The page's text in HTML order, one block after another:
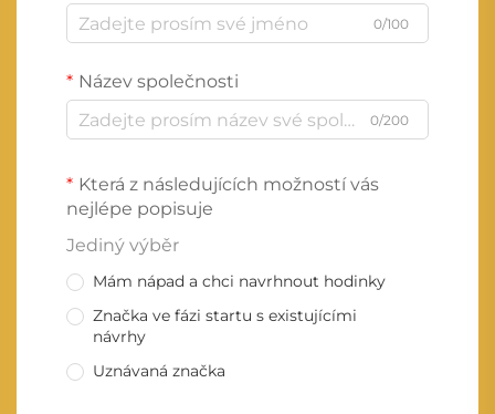
0/100
Název společnosti
0/200
Která z následujících možností vás
nejlépe popisuje
Jediný výběr
Mám nápad a chci navrhnout hodinky
Značka ve fázi startu s existujícími
návrhy
Uznávaná značka